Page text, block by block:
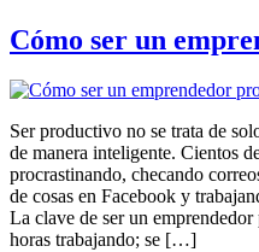
Cómo ser un
Ser productivo no se trata de
de manera inteligente. Cientos
procrastinando, checando
de cosas en Facebook y
La clave de ser un
horas trabajando; se […]